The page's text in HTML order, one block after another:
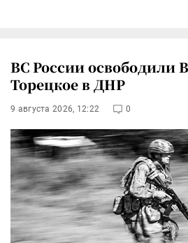
ВС России освободили
Торецкое в ДНР
9 августа 2026, 12:22 0